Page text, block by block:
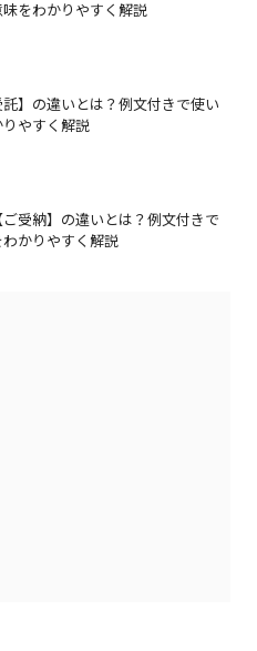
をわかりやすく解説
託】の違いとは？例文付きで使い
やすく解説
ご受納】の違いとは？例文付きで
かりやすく解説